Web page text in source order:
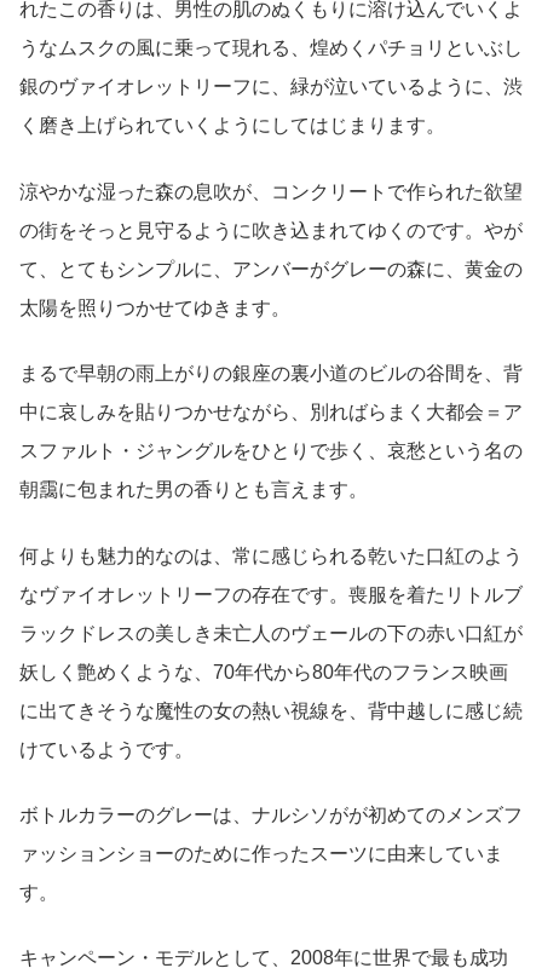
れたこの香りは、男性の肌のぬくもりに溶け込んでいくよ
うなムスクの風に乗って現れる、煌めくパチョリといぶし
銀のヴァイオレットリーフに、緑が泣いているように、渋
く磨き上げられていくようにしてはじまります。
涼やかな湿った森の息吹が、コンクリートで作られた欲望
の街をそっと見守るように吹き込まれてゆくのです。やが
て、とてもシンプルに、アンバーがグレーの森に、黄金の
太陽を照りつかせてゆきます。
まるで早朝の雨上がりの銀座の裏小道のビルの谷間を、背
中に哀しみを貼りつかせながら、別ればらまく大都会＝ア
スファルト・ジャングルをひとりで歩く、哀愁という名の
朝靄に包まれた男の香りとも言えます。
何よりも魅力的なのは、常に感じられる乾いた口紅のよう
なヴァイオレットリーフの存在です。喪服を着たリトルブ
ラックドレスの美しき未亡人のヴェールの下の赤い口紅が
妖しく艶めくような、70年代から80年代のフランス映画
に出てきそうな魔性の女の熱い視線を、背中越しに感じ続
けているようです。
ボトルカラーのグレーは、ナルシソがが初めてのメンズフ
ァッションショーのために作ったスーツに由来していま
す。
キャンペーン・モデルとして、2008年に世界で最も成功